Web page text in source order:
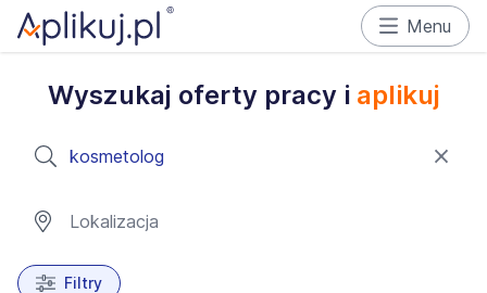
Menu
Wyszukaj oferty pracy i aplikuj
Filtry